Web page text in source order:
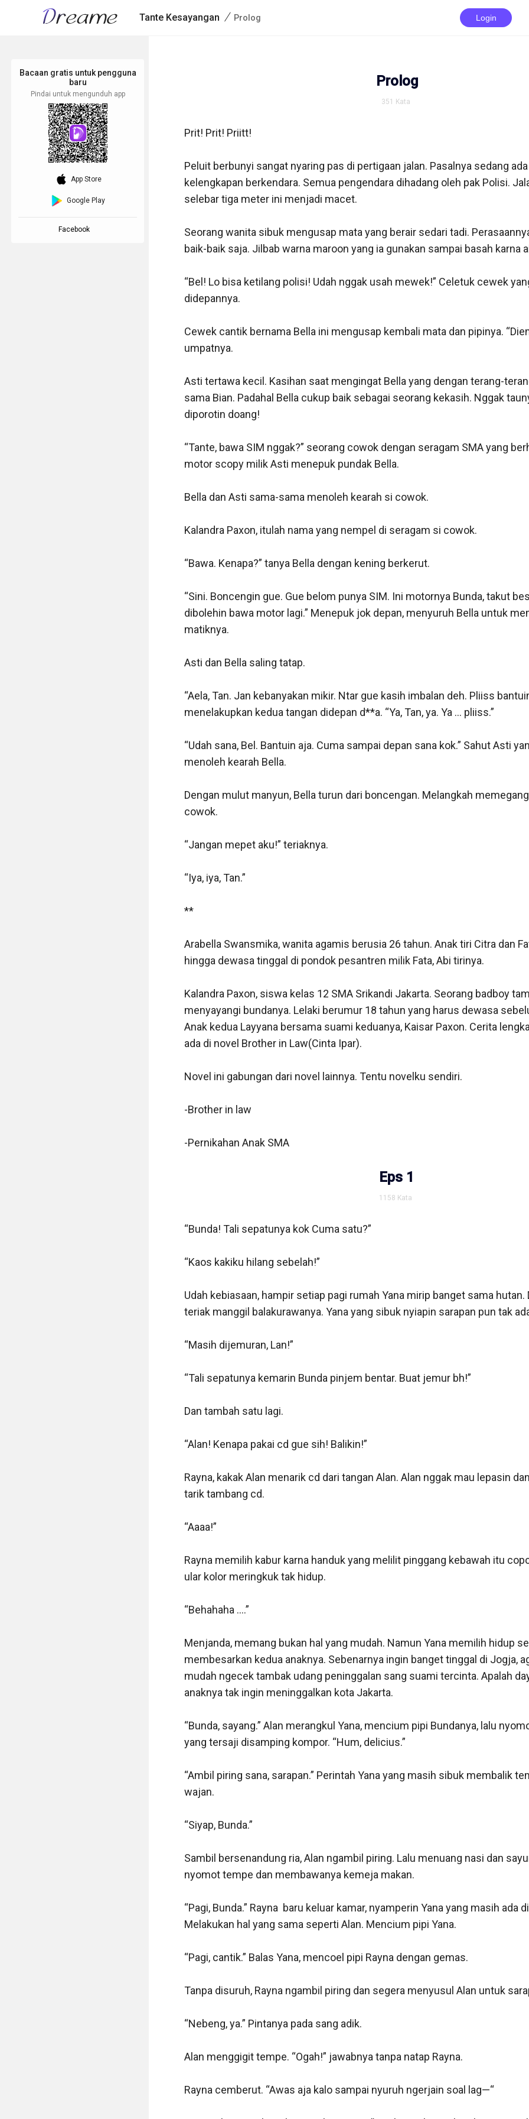
Tante Kesayangan / Prolog Login
Prolog
351 Kata
Prit! Prit! Priitt!
Peluit berbunyi sangat nyaring pas di pertigaan jalan. Pasalnya sedang
kelengkapan berkendara. Semua pengendara dihadang oleh pak Polisi.
selebar tiga meter ini menjadi macet.
Seorang wanita sibuk mengusap mata yang berair sedari tadi.
baik-baik saja. Jilbab warna maroon yang ia gunakan sampai basah karna
“Bel! Lo bisa ketilang polisi! Udah nggak usah mewek!” Celetuk cewek
didepannya.
Cewek cantik bernama Bella ini mengusap kembali mata dan pipinya.
umpatnya.
Asti tertawa kecil. Kasihan saat mengingat Bella yang dengan terang-
sama Bian. Padahal Bella cukup baik sebagai seorang kekasih. Nggak
diporotin doang!
“Tante, bawa SIM nggak?” seorang cowok dengan seragam SMA yang
motor scopy milik Asti menepuk pundak Bella.
Bella dan Asti sama-sama menoleh kearah si cowok.
Kalandra Paxon, itulah nama yang nempel di seragam si cowok.
“Bawa. Kenapa?” tanya Bella dengan kening berkerut.
“Sini. Boncengin gue. Gue belom punya SIM. Ini motornya Bunda, takut
dibolehin bawa motor lagi.” Menepuk jok depan, menyuruh Bella untuk
matiknya.
Asti dan Bella saling tatap.
“Aela, Tan. Jan kebanyakan mikir. Ntar gue kasih imbalan deh. Pliiss
menelakupkan kedua tangan didepan d**a. “Ya, Tan, ya. Ya ... pliiss.”
“Udah sana, Bel. Bantuin aja. Cuma sampai depan sana kok.” Sahut Asti
menoleh kearah Bella.
Dengan mulut manyun, Bella turun dari boncengan. Melangkah
cowok.
“Jangan mepet aku!” teriaknya.
“Iya, iya, Tan.”
**
Arabella Swansmika, wanita agamis berusia 26 tahun. Anak tiri Citra dan
hingga dewasa tinggal di pondok pesantren milik Fata, Abi tirinya.
Kalandra Paxon, siswa kelas 12 SMA Srikandi Jakarta. Seorang badboy
menyayangi bundanya. Lelaki berumur 18 tahun yang harus dewasa
Anak kedua Layyana bersama suami keduanya, Kaisar Paxon. Cerita
ada di novel Brother in Law(Cinta Ipar).
Novel ini gabungan dari novel lainnya. Tentu novelku sendiri.
-Brother in law
-Pernikahan Anak SMA
Eps 1
1158 Kata
“Bunda! Tali sepatunya kok Cuma satu?”
“Kaos kakiku hilang sebelah!”
Udah kebiasaan, hampir setiap pagi rumah Yana mirip banget sama hutan.
teriak manggil balakurawanya. Yana yang sibuk nyiapin sarapan pun tak
“Masih dijemuran, Lan!”
“Tali sepatunya kemarin Bunda pinjem bentar. Buat jemur bh!”
Dan tambah satu lagi.
“Alan! Kenapa pakai cd gue sih! Balikin!”
Rayna, kakak Alan menarik cd dari tangan Alan. Alan nggak mau lepasin
tarik tambang cd.
“Aaaa!”
Rayna memilih kabur karna handuk yang melilit pinggang kebawah itu
ular kolor meringkuk tak hidup.
“Behahaha ....”
Menjanda, memang bukan hal yang mudah. Namun Yana memilih hidup
membesarkan kedua anaknya. Sebenarnya ingin banget tinggal di Jogja,
mudah ngecek tambak udang peninggalan sang suami tercinta. Apalah
anaknya tak ingin meninggalkan kota Jakarta.
“Bunda, sayang.” Alan merangkul Yana, mencium pipi Bundanya, lalu
yang tersaji disamping kompor. “Hum, delicius.”
“Ambil piring sana, sarapan.” Perintah Yana yang masih sibuk membalik
wajan.
“Siyap, Bunda.”
Sambil bersenandung ria, Alan ngambil piring. Lalu menuang nasi dan
nyomot tempe dan membawanya kemeja makan.
“Pagi, Bunda.” Rayna  baru keluar kamar, nyamperin Yana yang masih ada
Melakukan hal yang sama seperti Alan. Mencium pipi Yana.
“Pagi, cantik.” Balas Yana, mencoel pipi Rayna dengan gemas.
Tanpa disuruh, Rayna ngambil piring dan segera menyusul Alan untuk
“Nebeng, ya.” Pintanya pada sang adik.
Alan menggigit tempe. “Ogah!” jawabnya tanpa natap Rayna.
Rayna cemberut. “Awas aja kalo sampai nyuruh ngerjain soal lag—“
Bacaan gratis untuk pengguna
baru
Pindai untuk mengunduh app
download_ios App Store
Google Play
Facebook